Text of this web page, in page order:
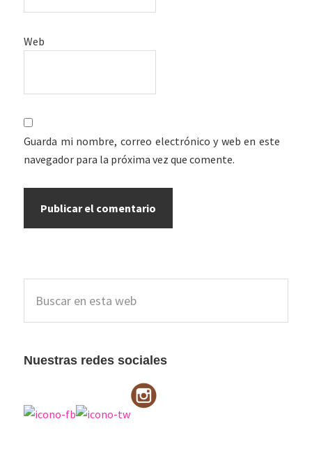
Web
Guarda mi nombre, correo electrónico y web en este
navegador para la próxima vez que comente.
Barra
lateral
esta
Nuestras redes sociales